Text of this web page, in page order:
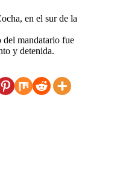
en el sur de la
del mandatario fue
y detenida.